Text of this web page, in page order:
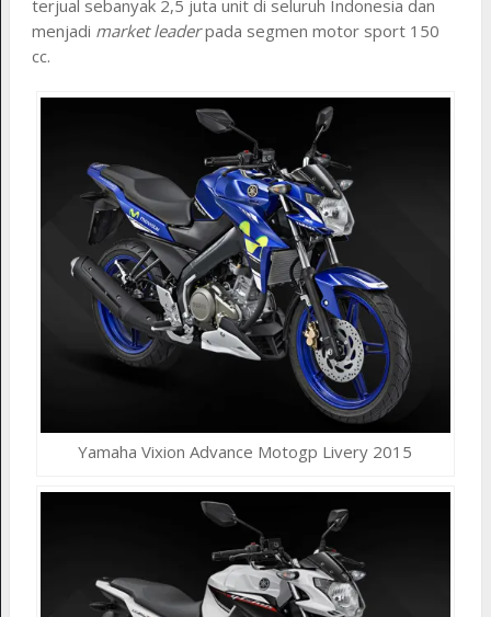
terjual sebanyak 2,5 juta unit di seluruh Indonesia dan
menjadi market leaderpada segmen motor sport 150
cc.
Yamaha Vixion Advance Motogp Livery 2015